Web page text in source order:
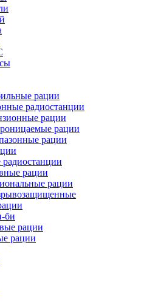
рации
радиостанции
рации
рации
рации
рации
рации
би
рации
рации